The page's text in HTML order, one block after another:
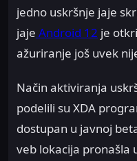
jedno uskršnje jaje
jaje Android 12 je
ažuriranje još uvek
Način aktiviranja
podelili su XDA
dostupan u javnoj
veb lokacija pronašla